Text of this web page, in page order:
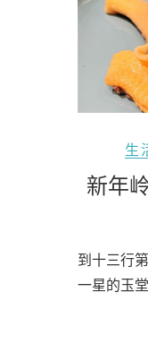
生
新年
到十三行
一星的玉